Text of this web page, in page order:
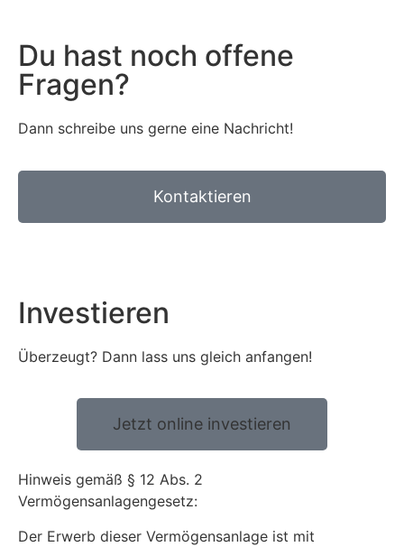
Du hast noch offene
Fragen?
Dann schreibe uns gerne eine Nachricht!
Kontaktieren
Investieren
Überzeugt? Dann lass uns gleich anfangen!
Jetzt online investieren
Hinweis gemäß § 12 Abs. 2
Vermögensanlagengesetz:
Der Erwerb dieser Vermögensanlage ist mit